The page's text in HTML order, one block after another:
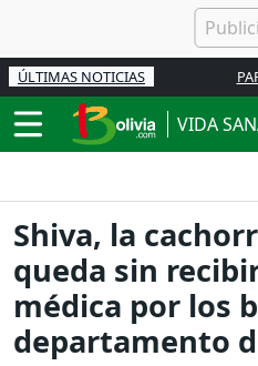
ÚLTIMAS NOTICIAS
VIDA
Shiva, la
queda sin
médica por los
departamento